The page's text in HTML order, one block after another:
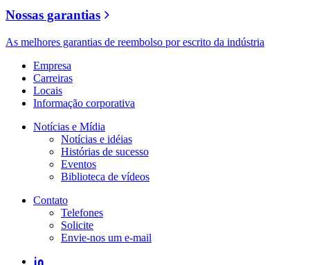
Nossas garantias
As melhores garantias de reembolso por escrito da indústria
Empresa
Carreiras
Locais
Informação corporativa
Notícias e Mídia
Notícias e idéias
Histórias de sucesso
Eventos
Biblioteca de vídeos
Contato
Telefones
Solicite
Envie-nos um e-mail